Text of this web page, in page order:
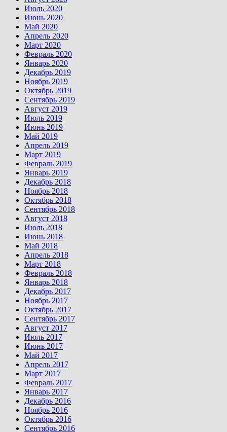
Июль 2020
Июнь 2020
Май 2020
Апрель 2020
Март 2020
Февраль 2020
Январь 2020
Декабрь 2019
Ноябрь 2019
Октябрь 2019
Сентябрь 2019
Август 2019
Июль 2019
Июнь 2019
Май 2019
Апрель 2019
Март 2019
Февраль 2019
Январь 2019
Декабрь 2018
Ноябрь 2018
Октябрь 2018
Сентябрь 2018
Август 2018
Июль 2018
Июнь 2018
Май 2018
Апрель 2018
Март 2018
Февраль 2018
Январь 2018
Декабрь 2017
Ноябрь 2017
Октябрь 2017
Сентябрь 2017
Август 2017
Июль 2017
Июнь 2017
Май 2017
Апрель 2017
Март 2017
Февраль 2017
Январь 2017
Декабрь 2016
Ноябрь 2016
Октябрь 2016
Сентябрь 2016